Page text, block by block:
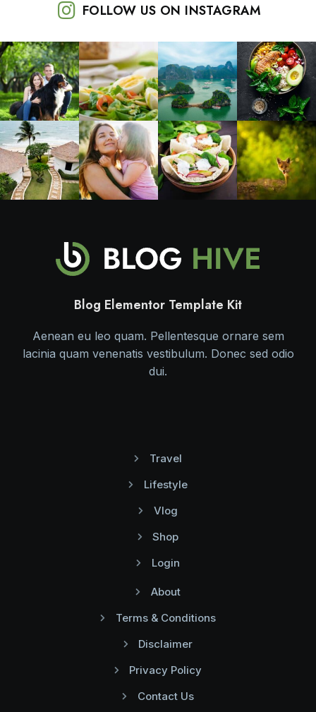
FOLLOW US ON INSTAGRAM
Blog Elementor Template Kit
Aenean eu leo quam. Pellentesque ornare sem
lacinia quam venenatis vestibulum. Donec sed odio
dui.
Travel
Lifestyle
Vlog
Shop
Login
About
Terms & Conditions
Disclaimer
Privacy Policy
Contact Us